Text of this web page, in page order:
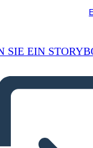
SIE EIN